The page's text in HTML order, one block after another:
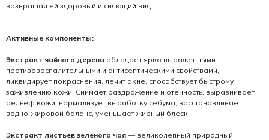
возвращая ей здоровый и сияющий вид.
Активные компоненты:
Экстракт чайного дерева обладает ярко выраженными
противовоспалительными и антисептическими свойствами,
ликвидирует покраснения, лечит акне, способствует быстрому
заживлению кожи. Снимает раздражение и отечность, выравнивает
рельеф кожи, нормализует выработку себума, восстанавливает
водно-жировой баланс, уменьшает жирный блеск.
Экстракт листьев зеленого чая — великолепный природный